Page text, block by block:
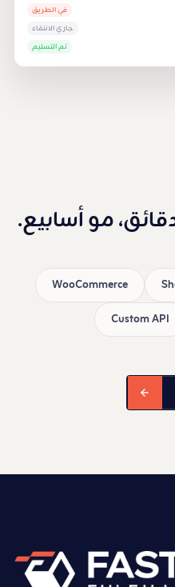
في الطريق
جاري الانتقاء
تم التسليم
مو أسابيع.
WooCommerce
Custom API